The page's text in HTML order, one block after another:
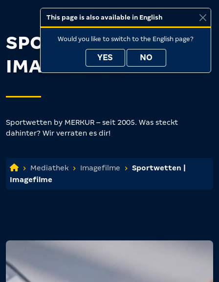
SPORTWETTEN |
IMAGEFILME
Sportwetten by MERKUR – seit 2005. Was steckt
dahinter? Wir verraten es dir!
Mediathek Imagefilme
Sportwetten |
Imagefilme
This page is also available in English
Would you like to switch to the English page?
YES NO